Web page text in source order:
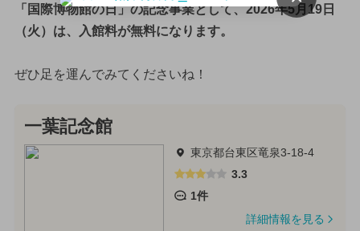
「国際博物館の日」の記念事業として、2026年5月19日
（火）は、入館料が無料になります。
ぜひ足を運んでみてくださいね！
一葉記念館
東京都台東区竜泉3-18-4
3.3
1件
詳細情報を見る